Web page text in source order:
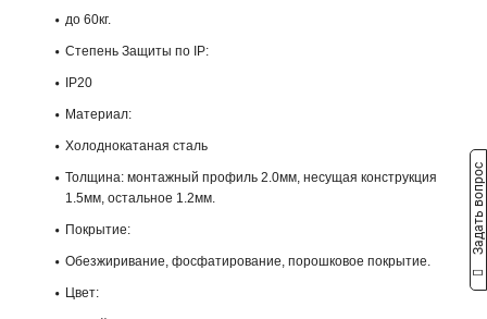
до 60кг.
Степень Защиты по IP:
IP20
Материал:
Холоднокатаная сталь
Толщина: монтажный профиль 2.0мм, несущая конструкция
1.5мм, остальное 1.2мм.
Покрытие:
Обезжиривание, фосфатирование, порошковое покрытие.
Цвет:
Задать вопрос